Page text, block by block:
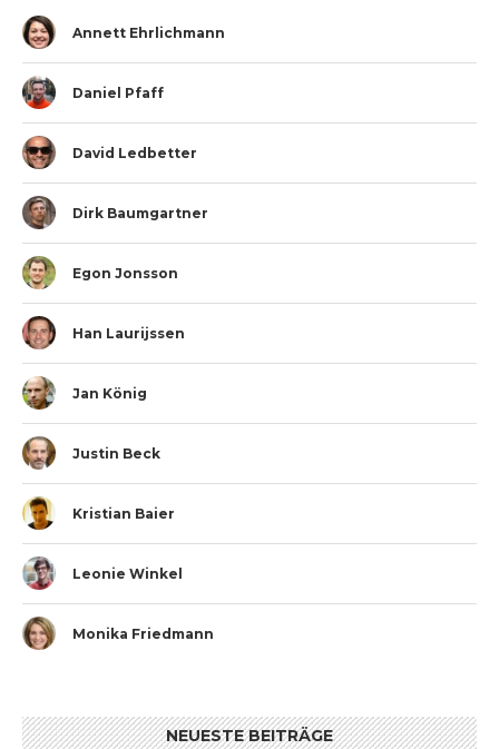
Annett Ehrlichmann
Daniel Pfaff
David Ledbetter
Dirk Baumgartner
Egon Jonsson
Han Laurijssen
Jan König
Justin Beck
Kristian Baier
Leonie Winkel
Monika Friedmann
NEUESTE BEITRÄGE